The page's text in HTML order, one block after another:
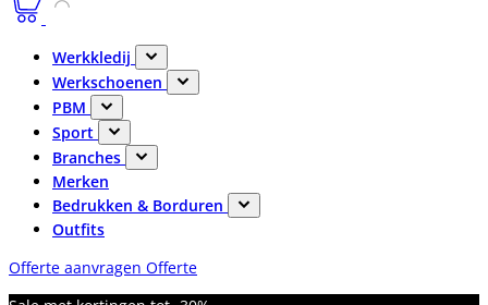
Werkkledij
Werkschoenen
PBM
Sport
Branches
Merken
Bedrukken & Borduren
Outfits
Offerte aanvragen Offerte